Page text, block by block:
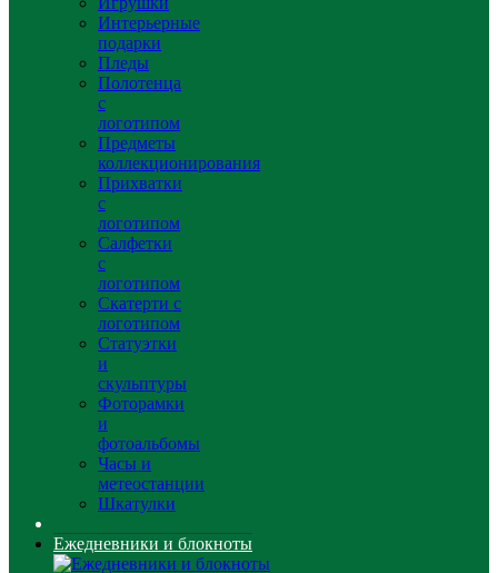
Интерьерные
подарки
Пледы
Полотенца
с
логотипом
Предметы
коллекционирования
Прихватки
с
логотипом
Салфетки
с
логотипом
Скатерти с
логотипом
Статуэтки
и
скульптуры
Фоторамки
и
фотоальбомы
Часы и
метеостанции
Шкатулки
Ежедневники и блокноты